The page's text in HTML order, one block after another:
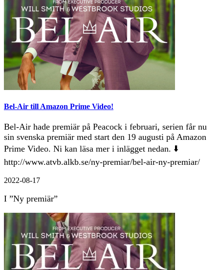
Bel-Air till Amazon Prime Video!
Bel-Air hade premiär på Peacock i februari, serien får nu
sin svenska premiär med start den 19 augusti på Amazon
Prime Video. Ni kan läsa mer i inlägget nedan. ⬇️
http://www.atvb.alkb.se/ny-premiar/bel-air-ny-premiar/
2022-08-17
I ”Ny premiär”